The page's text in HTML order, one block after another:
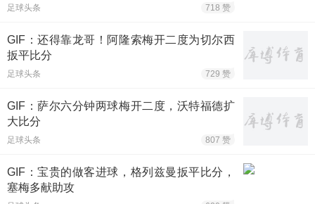
足球头条 718 赞
GIF：还得靠龙哥！阿隆索梅开二度为切尔西
扳平比分
足球头条 729 赞
GIF：萨尔六分钟两球梅开二度，沃特福德扩
大比分
足球头条 807 赞
GIF：宝贵的做客进球，格列兹曼扳平比分，
塞梅多献助攻